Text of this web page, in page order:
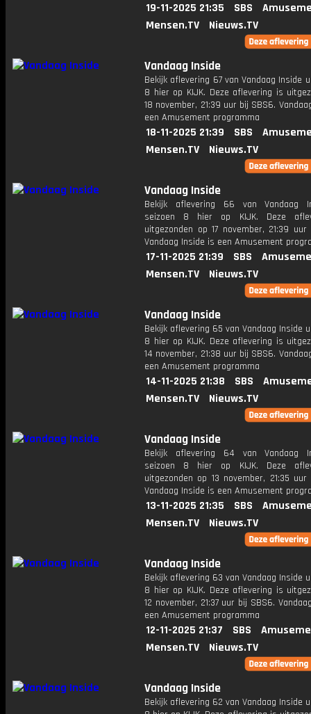
19-11-2025 21:35 SBS
Mensen.TV
Nieuws.TV
Vandaag Inside
Bekijk aflevering 67 van Vandaag Inside
8 hier op KIJK. Deze aflevering is
18 november, 21:39 uur bij SBS6.
een Amusement programma
18-11-2025 21:39 SBS
Mensen.TV
Nieuws.TV
Vandaag Inside
Bekijk aflevering 66 van Vandaag
seizoen 8 hier op KIJK. Deze
uitgezonden op 17 november, 21:39
Vandaag Inside is een Amusement
17-11-2025 21:39 SBS
Mensen.TV
Nieuws.TV
Vandaag Inside
Bekijk aflevering 65 van Vandaag Inside
8 hier op KIJK. Deze aflevering is
14 november, 21:38 uur bij SBS6.
een Amusement programma
14-11-2025 21:38 SBS
Mensen.TV
Nieuws.TV
Vandaag Inside
Bekijk aflevering 64 van Vandaag
seizoen 8 hier op KIJK. Deze
uitgezonden op 13 november, 21:35
Vandaag Inside is een Amusement
13-11-2025 21:35 SBS
Mensen.TV
Nieuws.TV
Vandaag Inside
Bekijk aflevering 63 van Vandaag Inside
8 hier op KIJK. Deze aflevering is
12 november, 21:37 uur bij SBS6.
een Amusement programma
12-11-2025 21:37 SBS
Mensen.TV
Nieuws.TV
Vandaag Inside
Bekijk aflevering 62 van Vandaag Inside